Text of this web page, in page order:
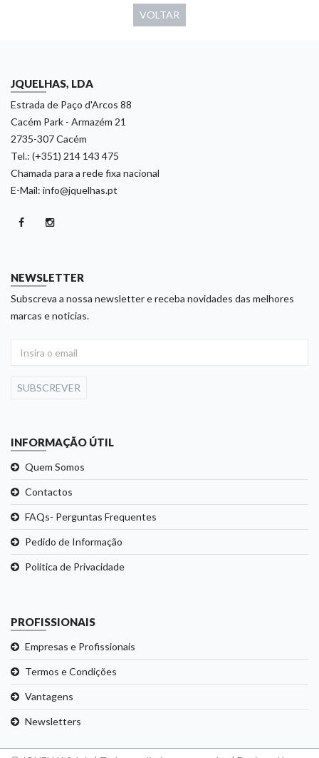
VOLTAR
JQUELHAS, LDA
Estrada de Paço d'Arcos 88
Cacém Park - Armazém 21
2735-307 Cacém
Tel.: (+351) 214 143 475
Chamada para a rede fixa nacional
E-Mail: info@jquelhas.pt
NEWSLETTER
Subscreva a nossa newsletter e receba novidades das melhores
marcas e noticias.
SUBSCREVER
INFORMAÇÃO ÚTIL
Quem Somos
Contactos
FAQs- Perguntas Frequentes
Pedido de Informação
Politica de Privacidade
PROFISSIONAIS
Empresas e Profissionais
Termos e Condições
Vantagens
Newsletters